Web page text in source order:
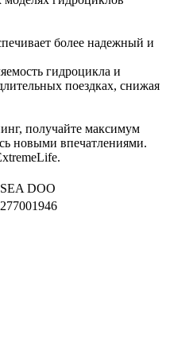
более надежный и
гидроцикла и
поездках, снижая
получайте максимум
новыми впечатлениями.
SEA DOO
277001946